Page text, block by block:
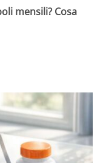
mensili? Cosa